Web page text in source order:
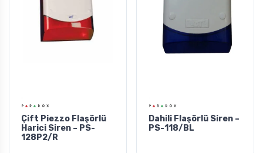
Çift Piezzo Flaşörlü
Harici Siren – PS-
128P2/R
Dahili Flaşörlü Siren –
PS-118/BL